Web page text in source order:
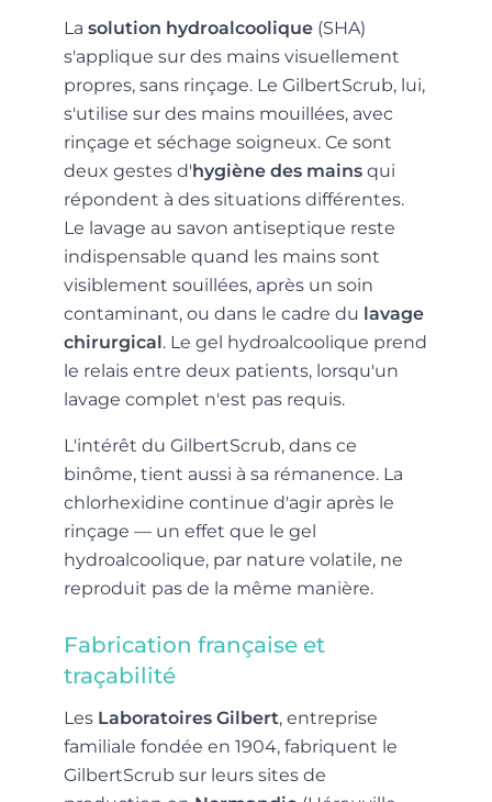
La solution hydroalcoolique (SHA)
s'applique sur des mains visuellement
propres, sans rinçage. Le GilbertScrub, lui,
s'utilise sur des mains mouillées, avec
rinçage et séchage soigneux. Ce sont
deux gestes d'hygiène des mains qui
répondent à des situations différentes.
Le lavage au savon antiseptique reste
indispensable quand les mains sont
visiblement souillées, après un soin
contaminant, ou dans le cadre du lavage
chirurgical. Le gel hydroalcoolique prend
le relais entre deux patients, lorsqu'un
lavage complet n'est pas requis.
L'intérêt du GilbertScrub, dans ce
binôme, tient aussi à sa rémanence. La
chlorhexidine continue d'agir après le
rinçage — un effet que le gel
hydroalcoolique, par nature volatile, ne
reproduit pas de la même manière.
Fabrication française et
traçabilité
Les Laboratoires Gilbert, entreprise
familiale fondée en 1904, fabriquent le
GilbertScrub sur leurs sites de